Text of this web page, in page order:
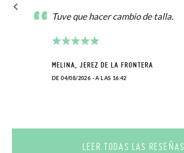
Tuve que hacer cambio de talla.
MELINA, JEREZ DE LA FRONTERA
DE 04/08/2026 - A LAS 16:42
LEER TODAS LAS RESEÑAS